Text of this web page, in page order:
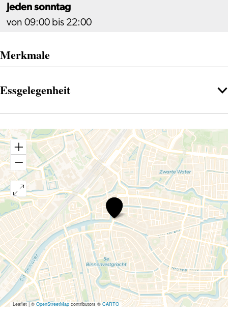
Jeden sonntag
von 09:00 bis 22:00
Merkmale
Essgelegenheit
Grand
Café
Petterson
Leaflet|©OpenStreetMapcontributors ©CARTO